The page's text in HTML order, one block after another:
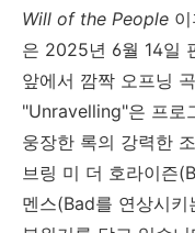
Will of the People
은 2025년 6월 14일
앞에서 깜짝 오프닝
"Unravelling"은 프로
웅장한 록의 강력한
브링 미 더 호라이즌
멘스(Bad를 연상시